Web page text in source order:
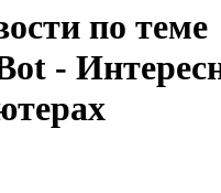
по теме
-